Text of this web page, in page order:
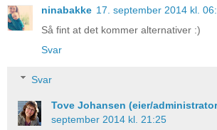
ninabakke 17. september 2014 kl.
Så fint at det kommer alternativer :)
Svar
Svar
Tove Johansen (eier/
september 2014 kl. 21:25